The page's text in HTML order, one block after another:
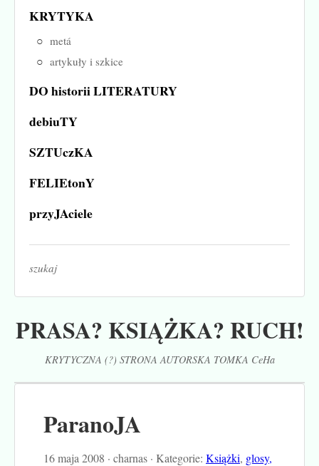
PRASA? KSIĄŻKA? RUCH!
KRYTYCZNA (?) STRONA AUTORSKA TOMKA CeHa
KRYTYKA
metá
artykuły i szkice
DO historii LITERATURY
debiuTY
SZTUczKA
FELIEtonY
przyJAciele
szukaj
ParanoJA
16 maja 2008 · charnas · Kategorie: Książki, glosy,